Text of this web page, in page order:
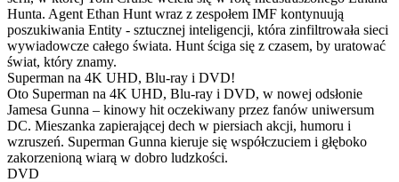
Hunta. Agent Ethan Hunt wraz z zespołem IMF kontynuują
poszukiwania Entity - sztucznej inteligencji, która zinfiltrowała sieci
wywiadowcze całego świata. Hunt ściga się z czasem, by uratować
świat, który znamy.
Superman na 4K UHD, Blu-ray i DVD!
Oto Superman na 4K UHD, Blu-ray i DVD, w nowej odsłonie
Jamesa Gunna – kinowy hit oczekiwany przez fanów uniwersum
DC. Mieszanka zapierającej dech w piersiach akcji, humoru i
wzruszeń. Superman Gunna kieruje się współczuciem i głęboko
zakorzenioną wiarą w dobro ludzkości.
DVD